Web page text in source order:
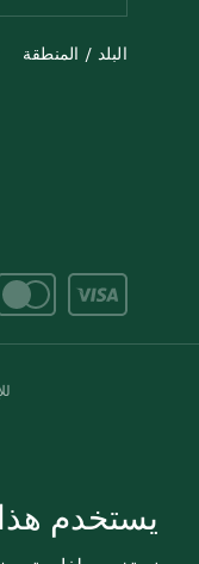
البلد / المنطقة
يستخدم